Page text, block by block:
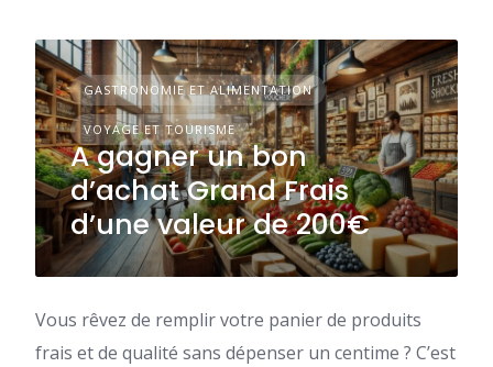
GASTRONOMIE ET ALIMENTATION
VOYAGE ET TOURISME
A gagner un bon
d’achat Grand Frais
d’une valeur de 200€
Vous rêvez de remplir votre panier de produits
frais et de qualité sans dépenser un centime ? C’est